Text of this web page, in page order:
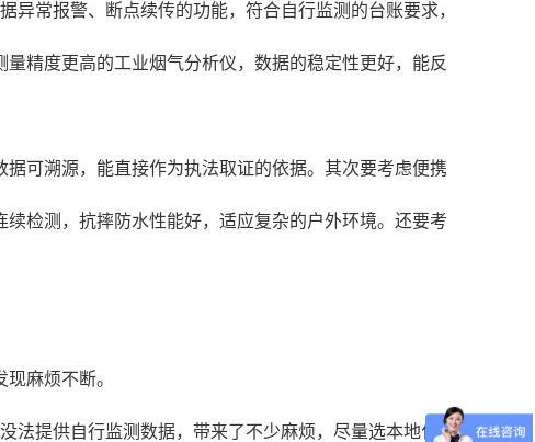
常报警、断点续传的功能，符合自行监测的台账要求，
精度更高的工业烟气分析仪，数据的稳定性更好，能反
可溯源，能直接作为执法取证的依据。其次要考虑便携
检测，抗摔防水性能好，适应复杂的户外环境。还要考
麻烦不断。
法提供自行监测数据，带来了不少麻烦，尽量选本地化有